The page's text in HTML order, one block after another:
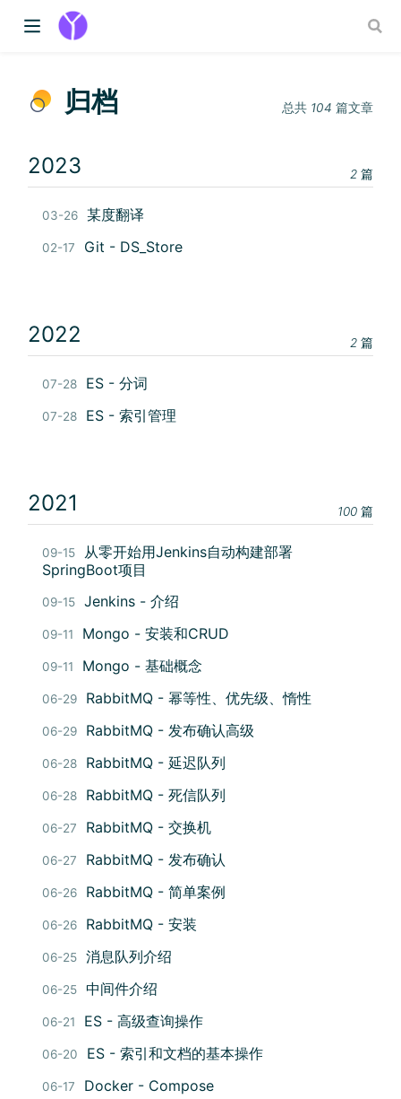
归档 总共 104 篇文章
2023 2 篇
03-26 某度翻译
02-17 Git - DS_Store
2022 2 篇
07-28 ES - 分词
07-28 ES - 索引管理
2021 100 篇
09-15
从零开始用Jenkins自动构建部署
SpringBoot项目
09-15 Jenkins - 介绍
09-11 Mongo - 安装和CRUD
09-11 Mongo - 基础概念
06-29 RabbitMQ - 幂等性、优先级、惰性
06-29 RabbitMQ - 发布确认高级
06-28 RabbitMQ - 延迟队列
06-28 RabbitMQ - 死信队列
06-27 RabbitMQ - 交换机
06-27 RabbitMQ - 发布确认
06-26 RabbitMQ - 简单案例
06-26 RabbitMQ - 安装
06-25 消息队列介绍
06-25 中间件介绍
06-21 ES - 高级查询操作
06-20 ES - 索引和文档的基本操作
06-17 Docker - Compose